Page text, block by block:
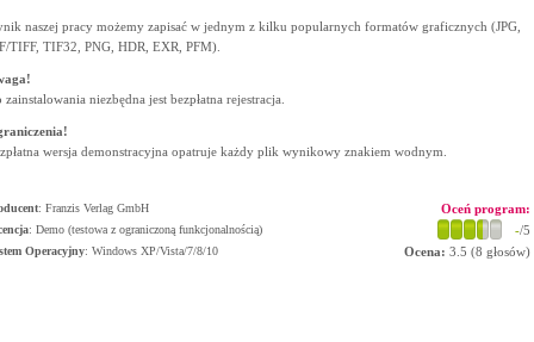
naszej pracy możemy zapisać w jednym z kilku popularnych formatów graficznych (JPG,
TIFF, TIF32, PNG, HDR, EXR, PFM).
zainstalowania niezbędna jest bezpłatna rejestracja.
wersja demonstracyjna opatruje każdy plik wynikowy znakiem wodnym.
: Franzis Verlag GmbH
: Demo (testowa z ograniczoną funkcjonalnością)
Operacyjny: Windows XP/Vista/7/8/10
Oceń program:
-/5
Ocena: 3.5 (8 głosów)